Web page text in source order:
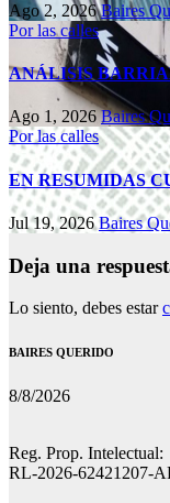
Ago 2, 2026Baires
Por las calles
ANÁLISIS
Ago 1, 2026Baires
Por las calles
EN RESUMIDAS
Jul 19, 2026Baires
Deja una
Lo siento, debes estar
BAIRES QUERIDO
8/8/2026
Reg. Prop. Intelectual:
RL-2026-62421207-